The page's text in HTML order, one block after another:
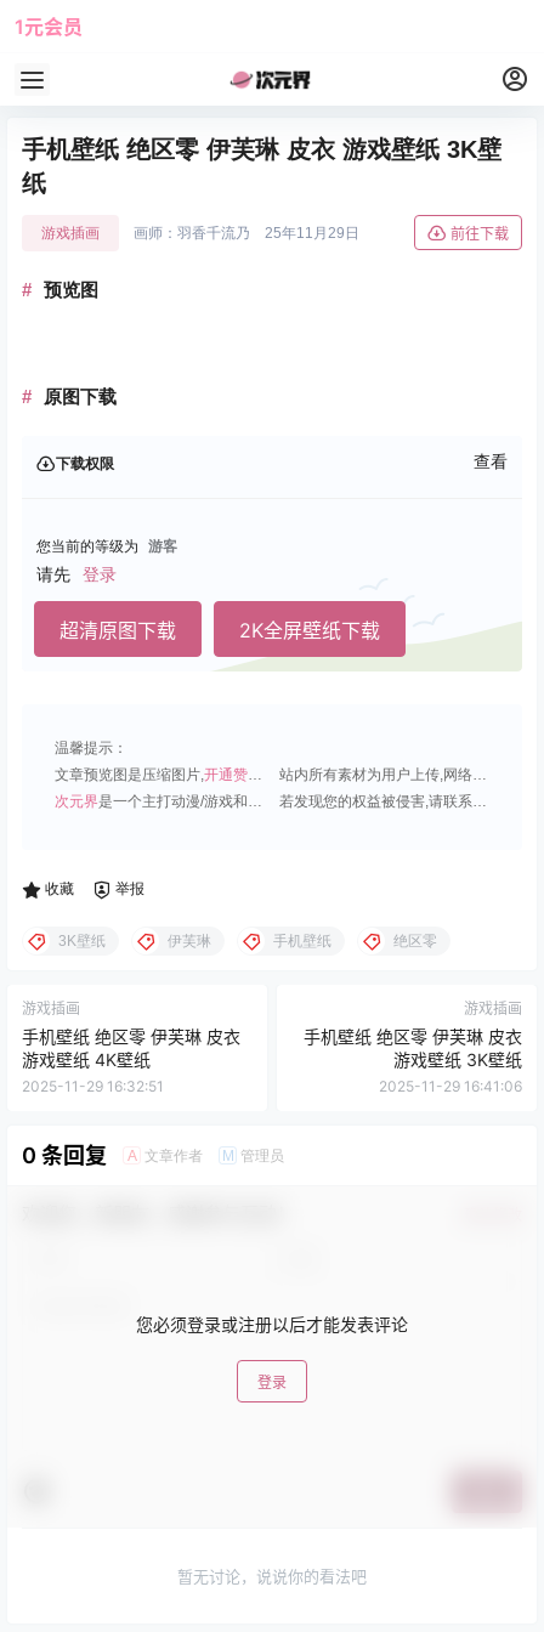
1元会员
手机壁纸 绝区零 伊芙琳 皮衣 游戏壁纸 3K壁
纸
游戏插画 画师：羽香千流乃 25年11月29日 前往下载
预览图
原图下载
下载权限 查看
您当前的等级为 游客
请先 登录
超清原图下载 2K全屏壁纸下载
温馨提示：
文章预览图是压缩图片,开通赞助会员 可免费下载超清原图;
站内所有素材为用户上传,网络分享或原创,请勿用于商业用途;
次元界是一个主打动漫/游戏和虚拟偶像角色的插画壁纸平台; 若发现您的权益被侵害,请联系QQ1815919191,我们尽快处理.
收藏 举报
3K壁纸 伊芙琳 手机壁纸 绝区零
游戏插画
手机壁纸 绝区零 伊芙琳 皮衣
游戏壁纸 4K壁纸
2025-11-29 16:32:51
游戏插画
手机壁纸 绝区零 伊芙琳 皮衣
游戏壁纸 3K壁纸
2025-11-29 16:41:06
0 条回复 A 文章作者 M 管理员
您必须登录或注册以后才能发表评论
登录
暂无讨论，说说你的看法吧